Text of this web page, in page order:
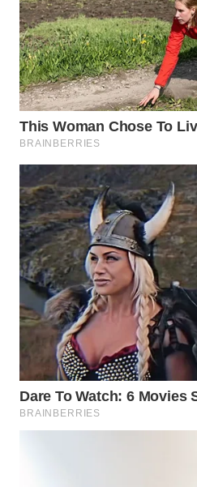
KARAWANG
WN
BEKASI
WN
BOGOR
WN
DEPOK
WN
TAPANULI
UTARA
WN
SAMOSIR
WN
PADANG
LAWAS